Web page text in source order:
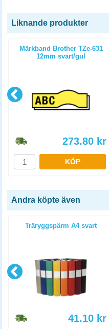
Liknande produkter
Märkband Brother TZe-631
12mm svart/gul
273.80 kr
KÖP
Andra köpte även
Träryggspärm A4 svart
41.10 kr